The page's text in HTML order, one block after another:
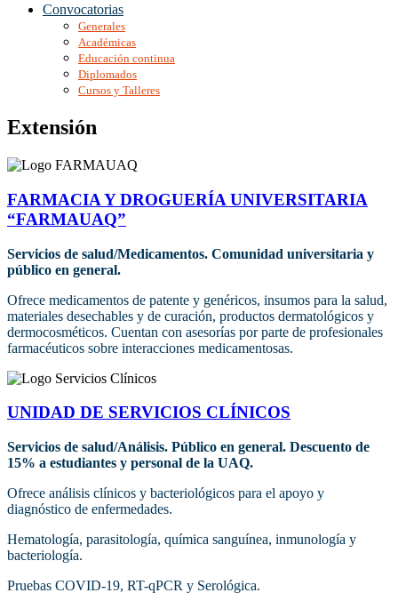
Convocatorias
Generales
Académicas
Educación continua
Diplomados
Cursos y Talleres
Extensión
FARMACIA Y DROGUERÍA UNIVERSITARIA
“FARMAUAQ”
Servicios de salud/Medicamentos. Comunidad universitaria y
público en general.
Ofrece medicamentos de patente y genéricos, insumos para la salud,
materiales desechables y de curación, productos dermatológicos y
dermocosméticos. Cuentan con asesorías por parte de profesionales
farmacéuticos sobre interacciones medicamentosas.
UNIDAD DE SERVICIOS CLÍNICOS
Servicios de salud/Análisis. Público en general. Descuento de
15% a estudiantes y personal de la UAQ.
Ofrece análisis clínicos y bacteriológicos para el apoyo y
diagnóstico de enfermedades.
Hematología, parasitología, química sanguínea, inmunología y
bacteriología.
Pruebas COVID-19, RT-qPCR y Serológica.